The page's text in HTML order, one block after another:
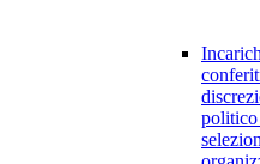
politico